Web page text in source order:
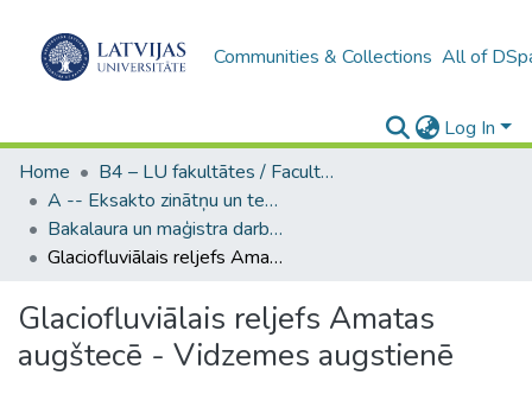
Communities & Collections All of
Log In
Home
B4 – LU fakultātes / Faculties of the UL
A -- Eksakto zinātņu un tehnoloģiju fakultāte / Faculty of Science and Technology
Bakalaura un maģistra darbi (EZTF) / Bachelor's and Master's theses
Glaciofluviālais reljefs Amatas augštecē - Vidzemes augstienē
Glaciofluviālais reljefs Amatas
augštecē - Vidzemes augstienē